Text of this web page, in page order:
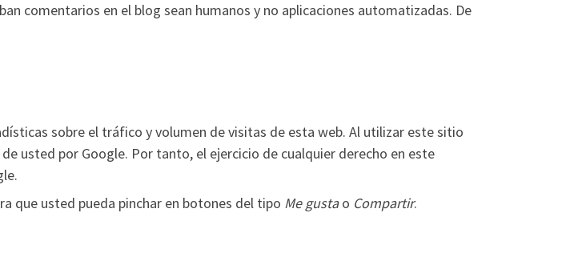
comentarios en el blog sean humanos y no aplicaciones automatizadas. De
sobre el tráfico y volumen de visitas de esta web. Al utilizar este sitio
usted por Google. Por tanto, el ejercicio de cualquier derecho en este
que usted pueda pinchar en botones del tipo Me gustao Compartir.